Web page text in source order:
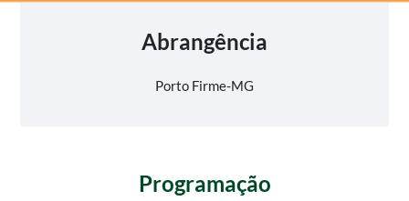
Abrangência
Porto Firme-MG
Programação